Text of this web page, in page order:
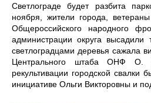
Светлограде будет разбита
ноября, жители города,
Общероссийского народного
администрации округа
светлоградцами деревья сажала
Центрального штаба ОНФ О.
рекультивации городской свалки
инициативе Ольги Викторовны и